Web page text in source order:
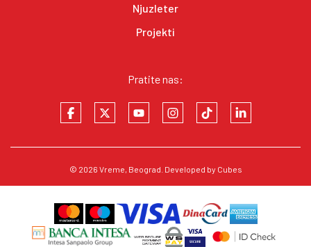
Njuzleter
Projekti
Pratite nas:
© 2026 Vreme, Beograd. Developed by Cubes